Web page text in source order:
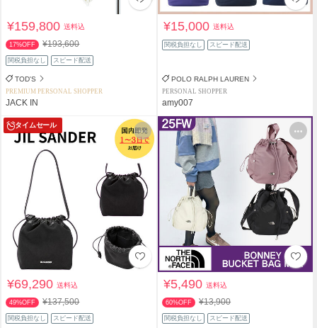
¥159,800送料込
17%OFF ¥193,600
関税負担なし スピード配送
TOD'S
PREMIUM PERSONAL SHOPPER
JACK IN
¥15,000送料込
関税負担なし スピード配送
POLO RALPH LAUREN
PERSONAL SHOPPER
amy007
タイムセール
¥69,290送料込
49%OFF ¥137,500
関税負担なし スピード配送
¥5,490送料込
60%OFF ¥13,900
関税負担なし スピード配送